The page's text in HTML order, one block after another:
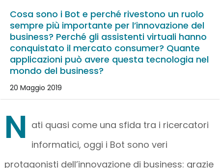
Cosa sono i Bot e perché rivestono un ruolo
sempre più importante per l’innovazione del
business? Perché gli assistenti virtuali hanno
conquistato il mercato consumer? Quante
applicazioni può avere questa tecnologia nel
mondo del business?
20 Maggio 2019
N ati quasi come una sfida tra i ricercatori
informatici, oggi i Bot sono veri
protagonisti dell’innovazione di business: grazie